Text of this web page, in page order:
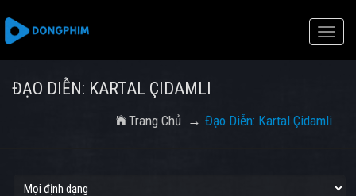
Toggle
ĐẠO DIỄN: KARTAL ÇIDAMLI
Trang Chủ Đạo Diễn: Kartal Çidamli